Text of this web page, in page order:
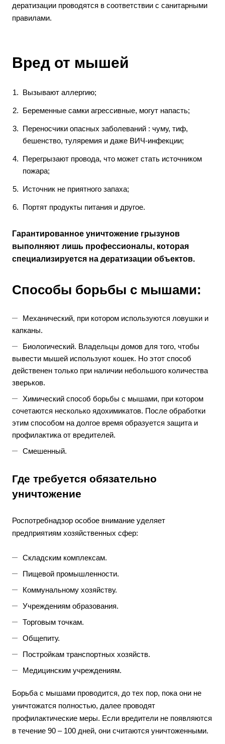
дератизации проводятся в соответствии с санитарными
правилами.
Вред от мышей
Вызывают аллергию;
Беременные самки агрессивные, могут напасть;
Переносчики опасных заболеваний : чуму, тиф,
бешенство, туляремия и даже ВИЧ-инфекции;
Перегрызают провода, что может стать источником
пожара;
Источник не приятного запаха;
Портят продукты питания и другое.
Гарантированное уничтожение грызунов
выполняют лишь профессионалы, которая
специализируется на дератизации объектов.
Способы борьбы с мышами:
Механический, при котором используются ловушки и
капканы.
Биологический. Владельцы домов для того, чтобы
вывести мышей используют кошек. Но этот способ
действенен только при наличии небольшого количества
зверьков.
Химический способ борьбы с мышами, при котором
сочетаются несколько ядохимикатов. После обработки
этим способом на долгое время образуется защита и
профилактика от вредителей.
Смешенный.
Где требуется обязательно
уничтожение
Роспотребнадзор особое внимание уделяет
предприятиям хозяйственных сфер:
Складским комплексам.
Пищевой промышленности.
Коммунальному хозяйству.
Учреждениям образования.
Торговым точкам.
Общепиту.
Постройкам транспортных хозяйств.
Медицинским учреждениям.
Борьба с мышами проводится, до тех пор, пока они не
уничтожатся полностью, далее проводят
профилактические меры. Если вредители не появляются
в течение 90 – 100 дней, они считаются уничтоженными.